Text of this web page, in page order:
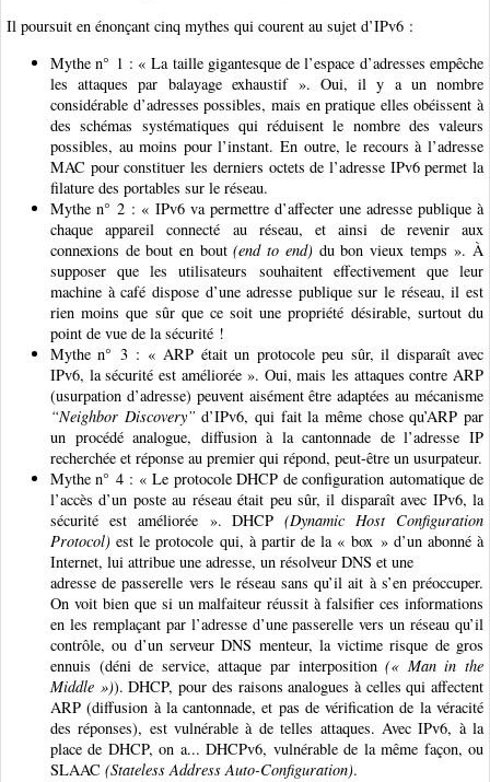
Il poursuit en énonçant cinq mythes qui courent au sujet d’IPv6 :
Mythe n° 1 : « La taille gigantesque de l’espace d’adresses empêche
les attaques par balayage exhaustif ». Oui, il y a un nombre
considérable d’adresses possibles, mais en pratique elles obéissent à
des schémas systématiques qui réduisent le nombre des valeurs
possibles, au moins pour l’instant. En outre, le recours à l’adresse
MAC pour constituer les derniers octets de l’adresse IPv6 permet la
filature des portables sur le réseau.
Mythe n° 2 : « IPv6 va permettre d’affecter une adresse publique à
chaque appareil connecté au réseau, et ainsi de revenir aux
connexions de bout en bout(end to end)du bon vieux temps ». À
supposer que les utilisateurs souhaitent effectivement que leur
machine à café dispose d’une adresse publique sur le réseau, il est
rien moins que sûr que ce soit une propriété désirable, surtout du
point de vue de la sécurité !
Mythe n° 3 : « ARP était un protocole peu sûr, il disparaît avec
IPv6, la sécurité est améliorée ». Oui, mais les attaques contre ARP
(usurpation d’adresse) peuvent aisément être adaptées au mécanisme
“Neighbor Discovery” d’IPv6, qui fait la même chose qu’ARP par
un procédé analogue, diffusion à la cantonnade de l’adresse IP
recherchée et réponse au premier qui répond, peut-être un usurpateur.
Mythe n° 4 : « Le protocole DHCP de configuration automatique de
l’accès d’un poste au réseau était peu sûr, il disparaît avec IPv6, la
sécurité est améliorée ». DHCP(Dynamic Host Configuration
Protocol) est le protocole qui, à partir de la « box » d’un abonné à
Internet, lui attribue une adresse, un résolveur DNS et une
adresse de passerelle vers le réseau sans qu’il ait à s’en préoccuper.
On voit bien que si un malfaiteur réussit à falsifier ces informations
en les remplaçant par l’adresse d’une passerelle vers un réseau qu’il
contrôle, ou d’un serveur DNS menteur, la victime risque de gros
ennuis (déni de service, attaque par interposition(« Man in the
Middle »)). DHCP, pour des raisons analogues à celles qui affectent
ARP (diffusion à la cantonnade, et pas de vérification de la véracité
des réponses), est vulnérable à de telles attaques. Avec IPv6, à la
place de DHCP, on a... DHCPv6, vulnérable de la même façon, ou
SLAAC (Stateless Address Auto-Configuration).